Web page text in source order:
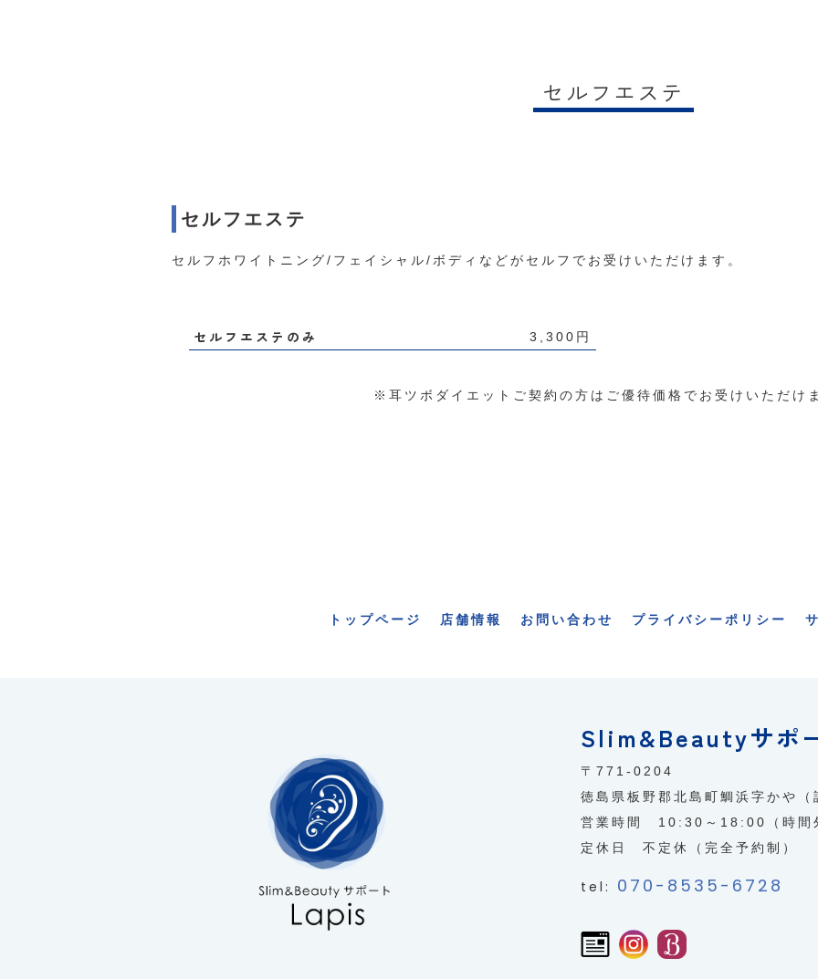
セルフエステ
セルフエステ
セルフホワイトニング/フェイシャル/ボディなどがセルフでお受けいただけます。
セルフエステのみ 3,300円
※耳ツボダイエットご契約の方はご優待価格でお受けいただけ
トップページ 店舗情報 お問い合わせ プライバシーポリシー
Slim&Beautyサポ
〒771-0204
徳島県板野郡北島町鯛浜字かや
営業時間 10:30～18:00（時間
定休日 不定休（完全予約制）
tel: 070-8535-6728